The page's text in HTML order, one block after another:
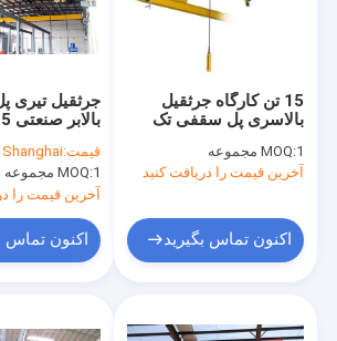
جرثقیل
قیمت:Shanghai
MOQ:1 مجموعه
آخرین قیمت را
اکنون تماس
15 تن کارگاه جرثقیل
بالاسری پل سقفی تک
سبک
MOQ:1 مجموعه
آخرین قیمت را دریافت کنید
اکنون تماس بگیرید